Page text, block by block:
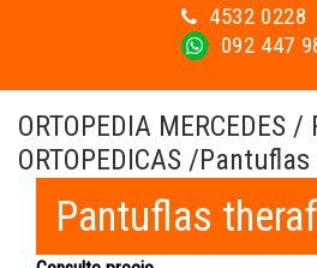
4532 0228
092 447
ORTOPEDIA MERCEDES /
ORTOPEDICAS /
Pantuflas